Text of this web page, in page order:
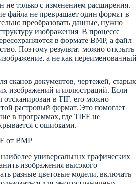
не только с изменением расширения.
файла не превращает один формат в
преобразовать данные, нужно
изображения. В процессе
в формате BMP, а файл
Поэтому результат можно открыть
а не как переименованный
сканов документов, чертежей, старых
изображений и иллюстраций. Если
в TIF, его можно
растровый формат. Это помогает
в программах, где TIFF не
с ошибками.
от BMP
универсальных графических
изображения высокого
разные цветовые модели, включать